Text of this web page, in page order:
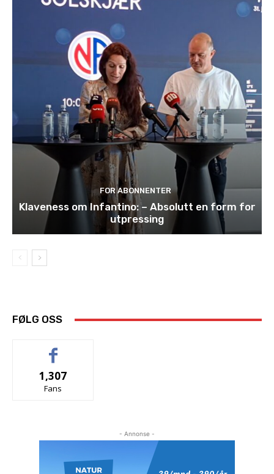
FOR ABONNENTER
Klaveness om Infantino: – Absolutt en form for
utpressing
FØLG OSS
1,307
Fans
- Annonse -